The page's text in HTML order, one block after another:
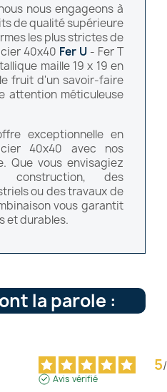
nous engageons à
de qualité supérieure
les plus strictes de
40x40 Fer U - Fer T
maille 19 x 19 en
fruit d'un savoir-faire
attention méticuleuse
exceptionnelle en
40x40 avec nos
Que vous envisagiez
des
ou des travaux de
vous garantit
et durables.
la parole :
5/
Avis vérifié